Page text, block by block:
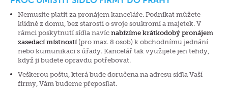
Nemusíte platit za pronájem kanceláře. Podnikat můžete
klidně z domu, bez starosti o svoje soukromí a majetek. V
rámci poskytnutí sídla navíc nabízíme krátkodobý pronájem
zasedací místností(pro max. 8 osob) k obchodnímu jednání
nebo kumunikaci s úřady. Kancelář tak využijete jen tehdy,
když ji budete opravdu potřebovat.
Veškerou poštu, která bude doručena na adresu sídla Vaší
firmy, Vám budeme přeposílat.